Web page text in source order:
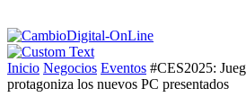
Inicio Negocios Eventos #CES2025:
protagoniza los nuevos PC presentados